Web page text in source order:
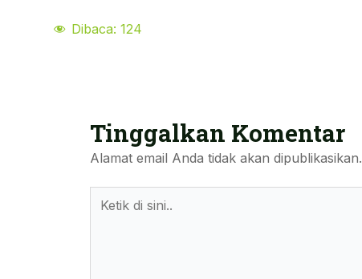
Dibaca: 124
Tinggalkan Komentar
Alamat email Anda tidak akan dipublikasikan.